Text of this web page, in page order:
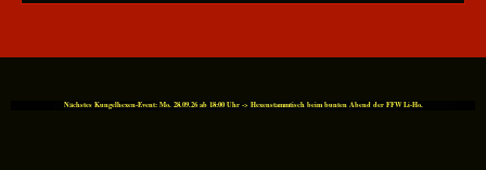
Nächstes Kungelhexen-Event: Mo. 28.09.26 ab 18:00 Uhr -> Hexenstammtisch beim bunten Abend der FFW Li-Ho.